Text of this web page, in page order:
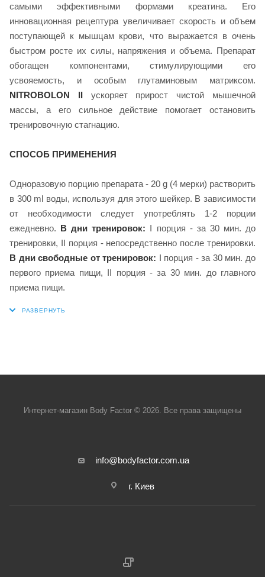
самыми эффективными формами креатина. Его
инновационная рецептура увеличивает скорость и объем
поступающей к мышцам крови, что выражается в очень
быстром росте их силы, напряжения и объема. Препарат
обогащен компонентами, стимулирующими его
усвояемость, и особым глутаминовым матриксом.
NITROBOLON IIускоряет прирост чистой мышечной
массы, а его сильное действие помогает остановить
тренировочную стагнацию.
СПОСОБ ПРИМЕНЕНИЯ
Одноразовую порцию препарата - 20 g (4 мерки) растворить
в 300 ml воды, используя для этого шейкер. В зависимости
от необходимости следует употреблять 1-2 порции
ежедневно. В дни тренировок: I порция - за 30 мин. до
тренировки, II порция - непосредственно после тренировки.
В дни свободные от тренировок: I порция - за 30 мин. до
первого приема пищи, II порция - за 30 мин. до главного
приема пищи.
Интернет-магазин Body Factor © 2026. Все права защищены
info@bodyfactor.com.ua
г. Киев